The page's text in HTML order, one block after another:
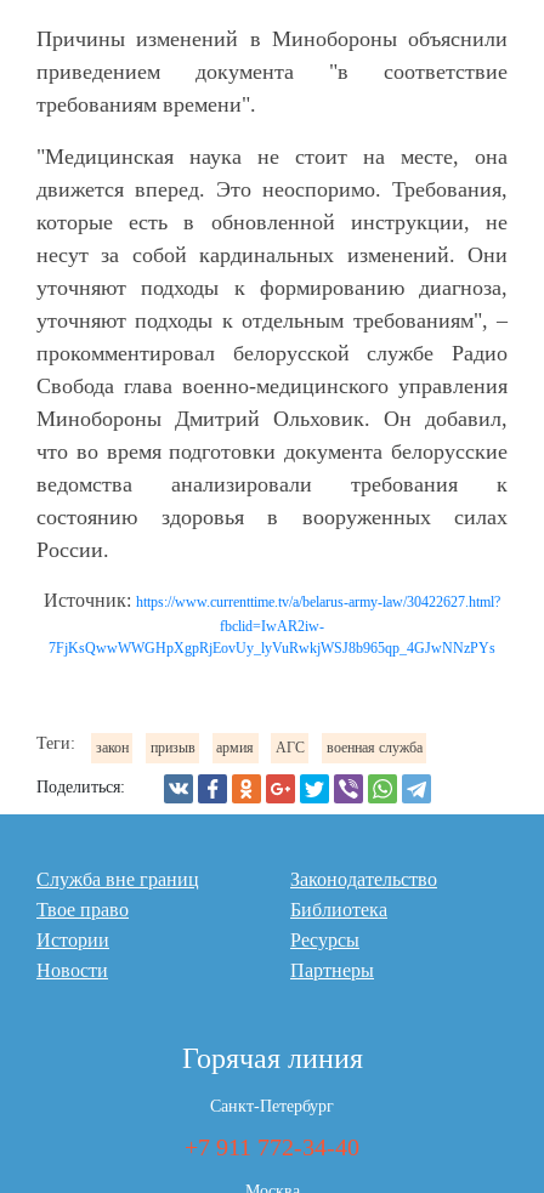
Причины изменений в Минобороны объяснили
приведением документа "в соответствие
требованиям времени".
"Медицинская наука не стоит на месте, она
движется вперед. Это неоспоримо. Требования,
которые есть в обновленной инструкции, не
несут за собой кардинальных изменений. Они
уточняют подходы к формированию диагноза,
уточняют подходы к отдельным требованиям", –
прокомментировал белорусской службе Радио
Свобода глава военно-медицинского управления
Минобороны Дмитрий Ольховик. Он добавил,
что во время подготовки документа белорусские
ведомства анализировали требования к
состоянию здоровья в вооруженных силах
России.
Источник: https://www.currenttime.tv/a/belarus-army-law/30422627.html?
fbclid=IwAR2iw-
7FjKsQwwWWGHpXgpRjEovUy_lyVuRwkjWSJ8b965qp_4GJwNNzPYs
Теги: закон призыв армия АГС военная служба
Поделиться:
Служба вне границ
Твое право
Истории
Новости
Законодательство
Библиотека
Ресурсы
Партнеры
Горячая линия
Санкт-Петербург
+7 911 772-34-40